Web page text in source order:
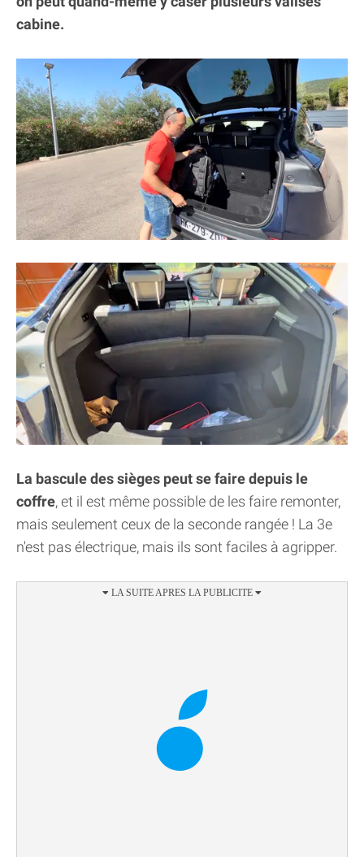
cabine.
La bascule des sièges peut se faire depuis le
coffre, et il est même possible de les faire remonter,
mais seulement ceux de la seconde rangée ! La 3e
n'est pas électrique, mais ils sont faciles à agripper.